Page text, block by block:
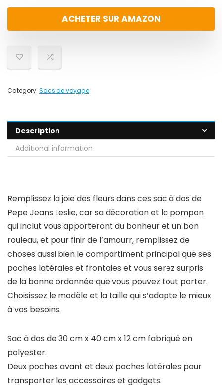
ACHETER SUR AMAZON
Category: Sacs de voyage
Description
Additional information
Remplissez la joie des fleurs dans ces sac à dos de
Pepe Jeans Leslie, car sa décoration et la pompon
qui inclut vous apporteront du bonheur et un bon
rouleau, et pour finir de l’amourr, remplissez de
choses aussi bien le compartiment principal que ses
poches latérales et frontales et vous serez surpris
de la bonne ordonnée que vous pouvez tout porter.
Choisissez le modèle et la taille qui s’adapte le mieux
à vos besoins.
Sac à dos de 30 cm x 40 cm x 12 cm fabriqué en
polyester.
Deux poches avant et deux poches latérales pour
transporter les accessoires et gadgets.